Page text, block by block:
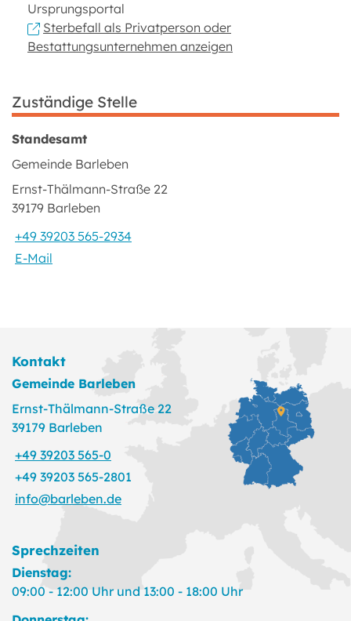
Ursprungsportal
Sterbefall als Privatperson oder
Bestattungsunternehmen anzeigen
Zuständige Stelle
Standesamt
Gemeinde Barleben
Ernst-Thälmann-Straße 22
39179 Barleben
+49 39203 565-2934
E-Mail
Kontakt
Gemeinde Barleben
Ernst-Thälmann-Straße 22
39179 Barleben
+49 39203 565-0
+49 39203 565-2801
info@barleben.de
Sprechzeiten
Dienstag:
09:00 - 12:00 Uhr und 13:00 - 18:00 Uhr